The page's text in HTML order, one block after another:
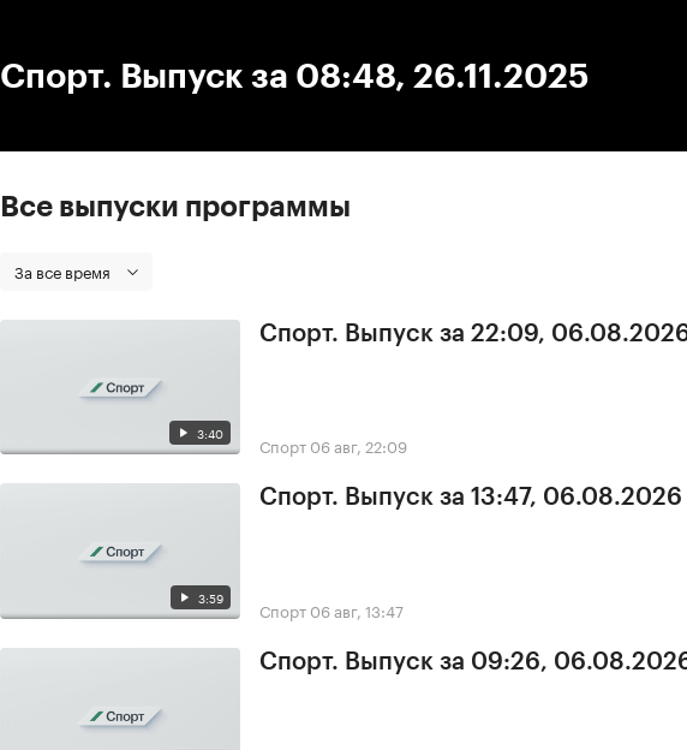
Спорт. Выпуск за 08:48, 26.11.2025
Все выпуски программы
За все время
3:40
Спорт. Выпуск за 22:09,
Спорт 06 авг, 22:09
3:59
Спорт. Выпуск за 13:47, 06.08.2026
Спорт 06 авг, 13:47
Спорт. Выпуск за 09:26,